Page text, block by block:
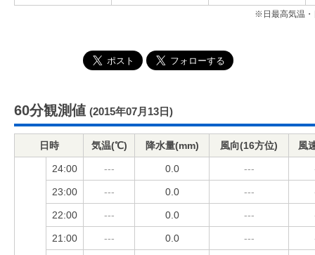
※日最高気温・
60分観測値 (2015年07月13日)
日時 気温(℃) 降水量(mm) 風向(16方位) 風
24:00 --- 0.0 ---
23:00 --- 0.0 ---
22:00 --- 0.0 ---
21:00 --- 0.0 ---